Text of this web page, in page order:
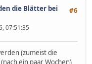
#6
die Blätter bei
07:51:35
(zumeist die
ein paar Wochen)